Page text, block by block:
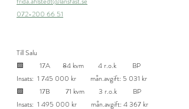
072-200 66 51
Till Salu
🟩         17A       84 kvm        4 r.o.k         BP
Insats:  1 745 000 kr        mån.avgift: 5 031 kr
🟩         17B         71 kvm        3 r.o.k         BP
Insats:  1 495 000 kr        mån.avgift: 4 367 kr